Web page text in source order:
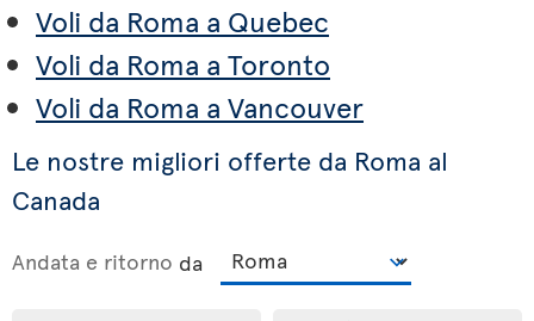
Voli da Roma a Quebec
Voli da Roma a Toronto
Voli da Roma a Vancouver
Le nostre migliori offerte da Roma al
Canada
Andata e ritorno da